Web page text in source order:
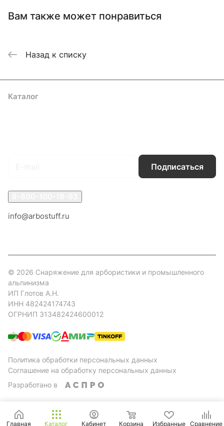
Вам также может понравиться
Назад к списку
Каталог
Подписаться
info@arbostuff.ru
© 2026 Снаряжение для арбористики и промышленного
альпинизма
ИП Глотов А.Н.
ИНН 482424174743
ОГРНИП 313482424600012
Политика обработки персональных данных
Соглашение на обработку персональных данных
Разработано в
Главная Каталог Кабинет Корзина Избранные Сравнение